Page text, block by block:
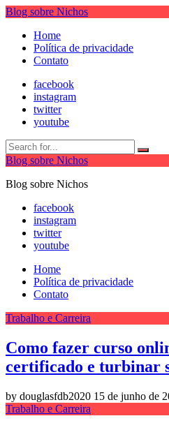
Blog sobre Nichos
Home
Política de privacidade
Contato
facebook
instagram
twitter
youtube
Blog sobre Nichos
Blog sobre Nichos
facebook
instagram
twitter
youtube
Home
Política de privacidade
Contato
Trabalho e Carreira
Como fazer curso
certificado e turbinar
by douglasfdb2020 15 de junho de
Trabalho e Carreira